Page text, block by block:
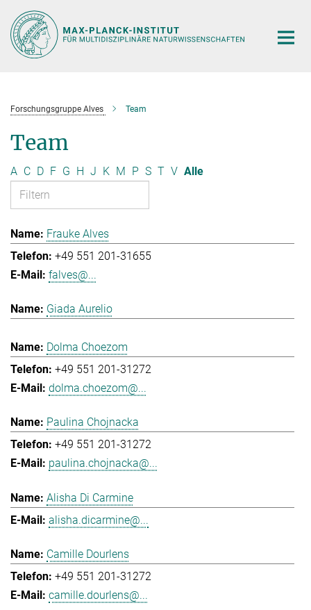
Hauptinhalt
Forschungsgruppe Alves Team
Team
A C D F G H J K M P S T V Alle
Frauke Alves
+49 551 201-31655
falves@...
Giada Aurelio
Dolma Choezom
+49 551 201-31272
dolma.choezom@...
Paulina Chojnacka
+49 551 201-31272
paulina.chojnacka@...
Alisha Di Carmine
alisha.dicarmine@...
Camille Dourlens
+49 551 201-31272
camille.dourlens@...